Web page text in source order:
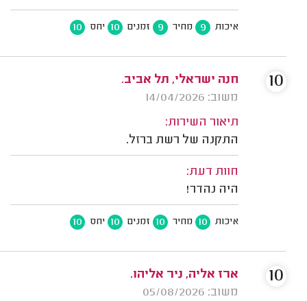
איכות 9 מחיר 9 זמנים 10 יחס 10
חנה ישראלי, תל אביב.
משוב: 14/04/2026
תיאור השירות:
התקנה של רשת ברזל.
חוות דעת:
היה נהדר!
איכות 10 מחיר 10 זמנים 10 יחס 10
10
ארז אליה, ניר אליהו.
משוב: 05/08/2026
10